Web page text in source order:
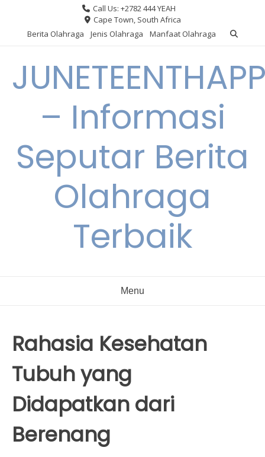
content
Call Us: +2782 444 YEAH
Cape Town, South Africa
Berita Olahraga
Jenis Olahraga Manfaat Olahraga
– Informasi
Seputar Berita
Olahraga
Terbaik
Menu
Rahasia Kesehatan
Tubuh yang
Didapatkan dari
Berenang